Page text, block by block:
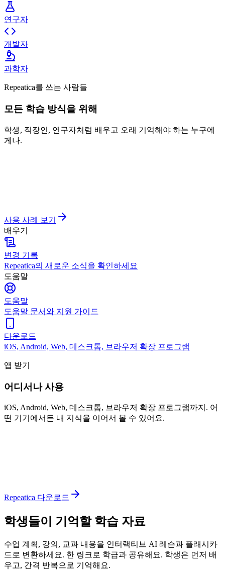
연구자
개발자
과학자
Repeatica를 쓰는 사람들
모든 학습 방식을 위해
학생, 직장인, 연구자처럼 배우고 오래 기억해야 하는 누구에
게나.
사용 사례 보기
배우기
변경 기록
Repeatica의 새로운 소식을 확인하세요
도움말
도움말
도움말 문서와 지원 가이드
다운로드
iOS, Android, Web, 데스크톱, 브라우저 확장 프로그램
앱 받기
어디서나 사용
iOS, Android, Web, 데스크톱, 브라우저 확장 프로그램까지. 어
떤 기기에서든 내 지식을 이어서 볼 수 있어요.
Repeatica 다운로드
학생들이 기억할 학습 자료
수업 계획, 강의, 교과 내용을 인터랙티브 AI 레슨과 플래시카
드로 변환하세요. 한 링크로 학급과 공유해요. 학생은 먼저 배
우고, 간격 반복으로 기억해요.